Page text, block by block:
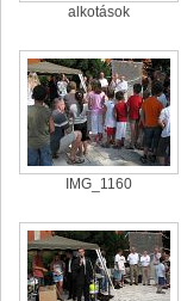
alkotások
IMG_1160